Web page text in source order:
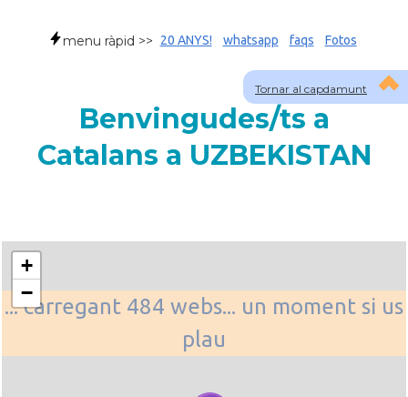
Tornar al capdamunt
menu ràpid >> 20 ANYS! whatsapp faqs Fotos
Benvingudes/ts a
Catalans a UZBEKISTAN
... carregant 484 webs... un moment si us
plau
+
−